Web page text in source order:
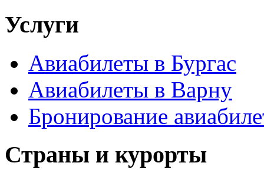
Услуги
Авиабилеты в Бургас
Авиабилеты в Варну
Бронирование
Страны и курорты